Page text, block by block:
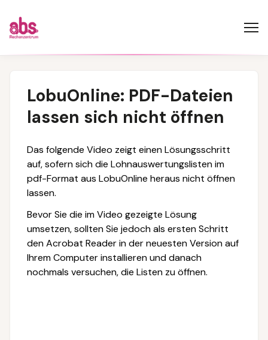
LobuOnline: PDF-Dateien
lassen sich nicht öffnen
Das folgende Video zeigt einen Lösungsschritt
auf, sofern sich die Lohnauswertungslisten im
pdf-Format aus LobuOnline heraus nicht öffnen
lassen.
Bevor Sie die im Video gezeigte Lösung
umsetzen, sollten Sie jedoch als ersten Schritt
den Acrobat Reader in der neuesten Version auf
Ihrem Computer installieren und danach
nochmals versuchen, die Listen zu öffnen.